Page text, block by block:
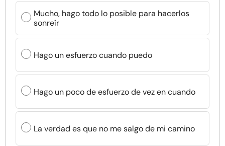
Mucho, hago todo lo posible para hacerlos
sonreír
Hago un esfuerzo cuando puedo
Hago un poco de esfuerzo de vez en cuando
La verdad es que no me salgo de mi camino